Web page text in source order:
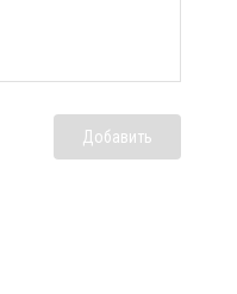
Добавить